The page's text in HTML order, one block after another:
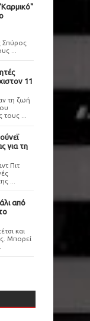
Σπύρος
...
11
τη ζωή
...
για τη
Πιτ
...
από
και
Μπορεί